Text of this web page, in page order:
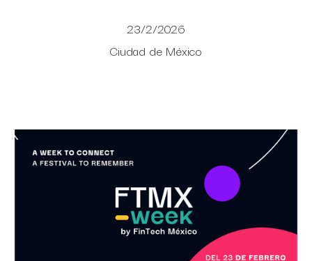
23/2/2026
Ciudad de México